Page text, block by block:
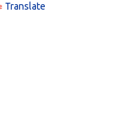
Translate